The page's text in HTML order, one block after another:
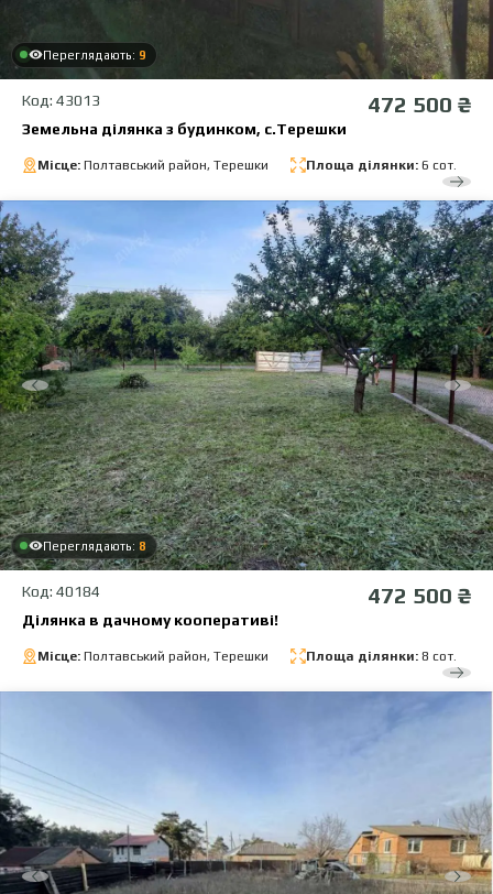
Переглядають: 9
Код: 43013 472 500 ₴
Земельна ділянка з будинком, с.Терешки
Місце: Полтавський район, Терешки Площа ділянки: 6 сот.
Переглядають: 8
Код: 40184 472 500 ₴
Ділянка в дачному кооперативі!
Місце: Полтавський район, Терешки Площа ділянки: 8 сот.